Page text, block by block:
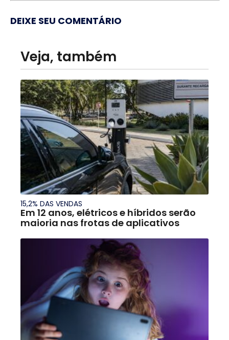
DEIXE SEU COMENTÁRIO
Veja, também
15,2% DAS VENDAS
Em 12 anos, elétricos e híbridos serão
maioria nas frotas de aplicativos